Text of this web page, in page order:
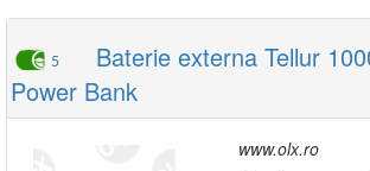
5
Baterie externa Tellur
Power Bank
www.olx.ro